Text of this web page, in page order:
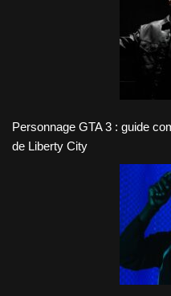
Personnage GTA 3 : guide
de Liberty City